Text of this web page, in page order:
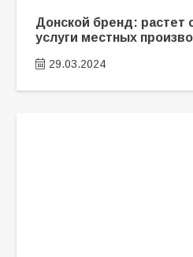
Донской бренд: растет
услуги местных
29.03.2024